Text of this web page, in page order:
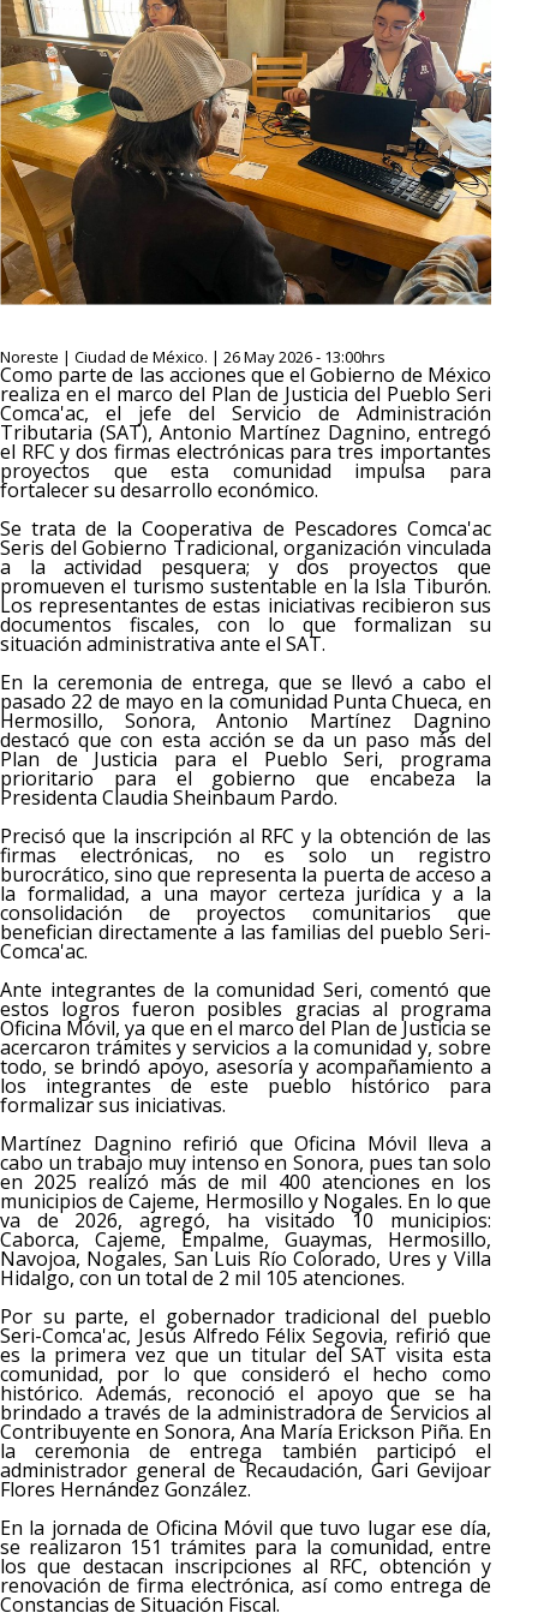
Noreste | Ciudad de México. | 26 May 2026 - 13:00hrs
Como parte de las acciones que el Gobierno de México
realiza en el marco del Plan de Justicia del Pueblo Seri
Comca'ac, el jefe del Servicio de Administración
Tributaria (SAT), Antonio Martínez Dagnino, entregó
el RFC y dos firmas electrónicas para tres importantes
proyectos que esta comunidad impulsa para
fortalecer su desarrollo económico.
Se trata de la Cooperativa de Pescadores Comca'ac
Seris del Gobierno Tradicional, organización vinculada
a la actividad pesquera; y dos proyectos que
promueven el turismo sustentable en la Isla Tiburón.
Los representantes de estas iniciativas recibieron sus
documentos fiscales, con lo que formalizan su
situación administrativa ante el SAT.
En la ceremonia de entrega, que se llevó a cabo el
pasado 22 de mayo en la comunidad Punta Chueca, en
Hermosillo, Sonora, Antonio Martínez Dagnino
destacó que con esta acción se da un paso más del
Plan de Justicia para el Pueblo Seri, programa
prioritario para el gobierno que encabeza la
Presidenta Claudia Sheinbaum Pardo.
Precisó que la inscripción al RFC y la obtención de las
firmas electrónicas, no es solo un registro
burocrático, sino que representa la puerta de acceso a
la formalidad, a una mayor certeza jurídica y a la
consolidación de proyectos comunitarios que
benefician directamente a las familias del pueblo Seri-
Comca'ac.
Ante integrantes de la comunidad Seri, comentó que
estos logros fueron posibles gracias al programa
Oficina Móvil, ya que en el marco del Plan de Justicia se
acercaron trámites y servicios a la comunidad y, sobre
todo, se brindó apoyo, asesoría y acompañamiento a
los integrantes de este pueblo histórico para
formalizar sus iniciativas.
Martínez Dagnino refirió que Oficina Móvil lleva a
cabo un trabajo muy intenso en Sonora, pues tan solo
en 2025 realizó más de mil 400 atenciones en los
municipios de Cajeme, Hermosillo y Nogales. En lo que
va de 2026, agregó, ha visitado 10 municipios:
Caborca, Cajeme, Empalme, Guaymas, Hermosillo,
Navojoa, Nogales, San Luis Río Colorado, Ures y Villa
Hidalgo, con un total de 2 mil 105 atenciones.
Por su parte, el gobernador tradicional del pueblo
Seri-Comca'ac, Jesús Alfredo Félix Segovia, refirió que
es la primera vez que un titular del SAT visita esta
comunidad, por lo que consideró el hecho como
histórico. Además, reconoció el apoyo que se ha
brindado a través de la administradora de Servicios al
Contribuyente en Sonora, Ana María Erickson Piña. En
la ceremonia de entrega también participó el
administrador general de Recaudación, Gari Gevijoar
Flores Hernández González.
En la jornada de Oficina Móvil que tuvo lugar ese día,
se realizaron 151 trámites para la comunidad, entre
los que destacan inscripciones al RFC, obtención y
renovación de firma electrónica, así como entrega de
Constancias de Situación Fiscal.